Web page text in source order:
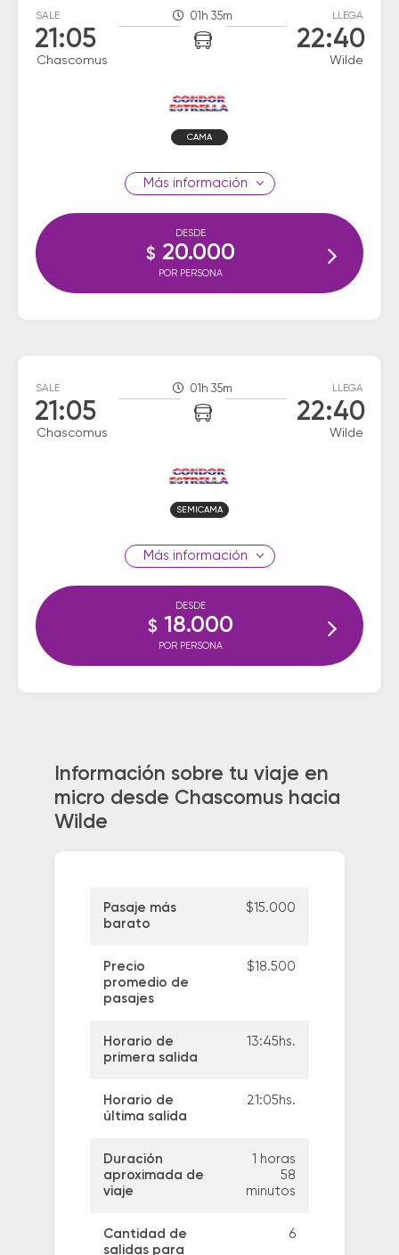
SALE
21:05
Chascomus
01h 35m LLEGA
22:40
Wilde
CAMA
información
DESDE
$ 20.000
POR PERSONA
SALE
21:05
Chascomus
01h 35m LLEGA
22:40
Wilde
SEMICAMA
información
DESDE
$ 18.000
POR PERSONA
Información sobre tu viaje en
micro desde Chascomus hacia
Wilde
Pasaje más
barato
$15.000
Precio
promedio de
pasajes
$18.500
Horario de
primera salida
13:45hs.
Horario de
última salida
21:05hs.
Duración
aproximada de
viaje
1 horas
58
minutos
Cantidad de
salidas para
6